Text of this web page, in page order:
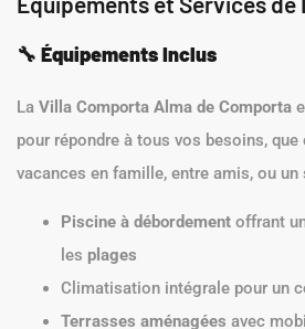
🔧 Équipements Inclus
La Villa Comporta Alma de Comporta
pour répondre à tous vos besoins,
vacances en famille, entre amis, ou
Piscine à débordement offrant
les plages
Climatisation intégrale pour un
Terrasses aménagées avec